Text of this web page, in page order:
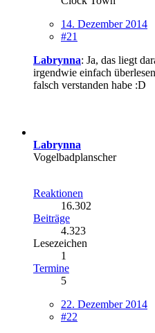
14. Dezember 2014
#21
Labrynna: Ja, das liegt
irgendwie einfach
falsch verstanden habe :D
Labrynna
Vogelbadplanscher
Reaktionen
16.302
Beiträge
4.323
Lesezeichen
1
Termine
5
22. Dezember 2014
#22